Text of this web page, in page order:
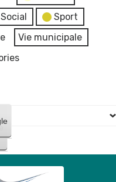
Social
Sport
Vie municipale